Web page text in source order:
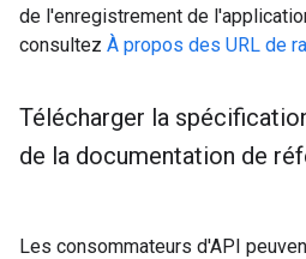
de l'enregistrement de
consultez À propos des URL de
Télécharger la
de la documentation de
Les consommateurs d'API